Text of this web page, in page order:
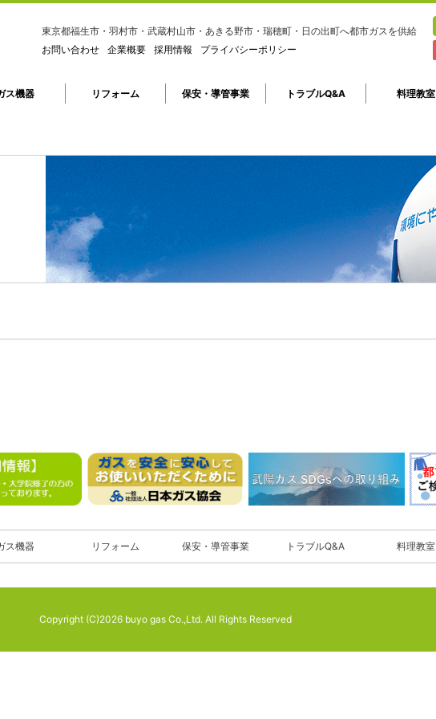
東京都福生市・羽村市・武蔵村山市・あきる野市・瑞穂町・日の出町へ都市ガスを供給
お問い合わせ
企業概要 採用情報 プライバシーポリシー
ス機器 リフォーム 保安・導管事業 トラブルQ&A 料理教室
ス機器 リフォーム 保安・導管事業 トラブルQ&A 料理教室
Copyright (C)2026 buyo gas Co.,Ltd. All Rights Reserved